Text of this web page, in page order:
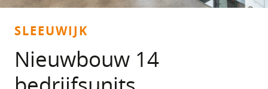
SLEEUWIJK
Nieuwbouw 14